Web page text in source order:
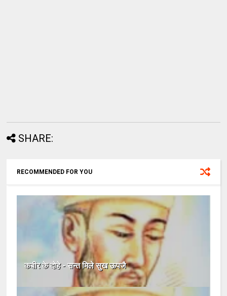
SHARE:
RECOMMENDED FOR YOU
कबीर के दोहे - सन्त मिले सुख ऊपजै